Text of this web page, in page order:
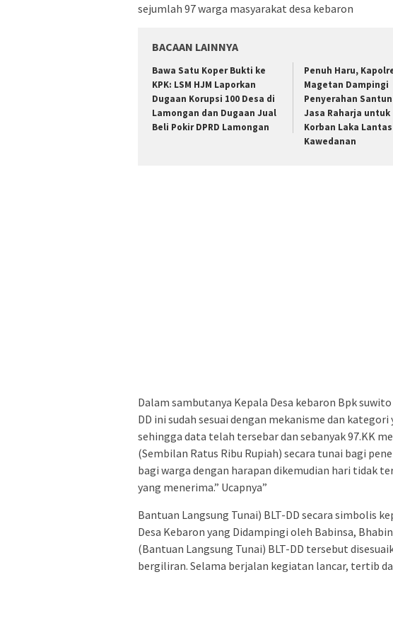
sejumlah 97 warga masyarakat desa kebaron
BACAAN LAINNYA
Bawa Satu Koper Bukti ke
KPK: LSM HJM Laporkan
Dugaan Korupsi 100 Desa di
Lamongan dan Dugaan Jual
Beli Pokir DPRD Lamongan
Penuh Haru,
Magetan Dampingi
Penyerahan
Jasa Raharja untuk
Korban Laka
Kawedanan
Dalam sambutanya Kepala Desa kebaron Bpk
DD ini sudah sesuai dengan mekanisme dan
sehingga data telah tersebar dan sebanyak 97.KK
(Sembilan Ratus Ribu Rupiah) secara tunai bagi
bagi warga dengan harapan dikemudian hari tidak
yang menerima.” Ucapnya”
Bantuan Langsung Tunai) BLT-DD secara simbolis
Desa Kebaron yang Didampingi oleh Babinsa,
(Bantuan Langsung Tunai) BLT-DD tersebut
bergiliran. Selama berjalan kegiatan lancar, tertib